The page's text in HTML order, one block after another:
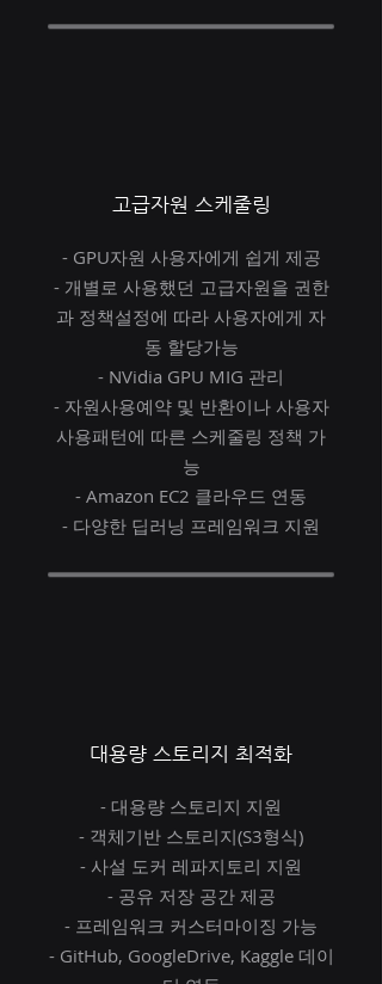
​고급자원 스케줄링
- GPU자원 사용자에게 쉽게 제공
- 개별로 사용했던 고급자원을 권한
과 정책설정에 따라 사용자에게 자
동 할당가능
- NVidia GPU MIG 관리
- 자원​사용예약 및 반환이나 사용자
사용패턴에 따른 스케줄링 정책 가
능
- Amazon EC2 클라우드 연동
- 다양한 딥러닝 프레임워크 지원
대용량 스토리지 최적화
- 대용량 스토리지 지원
- 객체기반 스토리지(S3형식)
- 사설 도커 레파지토리 지원
- 공유 저장 공간 제공
- 프레임워크 커스터마이징 가능
- GitHub, GoogleDrive, Kaggle 데이